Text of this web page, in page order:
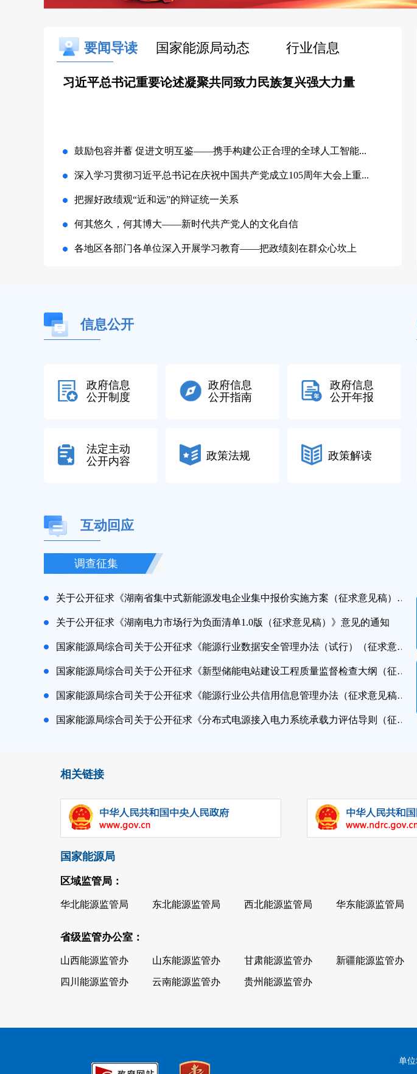
要闻导读 国家能源局动态 行业信息
习近平总书记重要论述凝聚共同致力民族复兴强大力量
鼓励包容并蓄 促进文明互鉴——携手构建公正合理的全球人工智能...
深入学习贯彻习近平总书记在庆祝中国共产党成立105周年大会上重...
把握好政绩观“近和远”的辩证统一关系
何其悠久，何其博大——新时代共产党人的文化自信
各地区各部门各单位深入开展学习教育——把政绩刻在群众心坎上
信息公开
政府信息
公开制度
政府信息
公开指南
政府信息
公开年报
法定主动
公开内容
政策法规 政策解读
互动回应
调查征集
关于公开征求《湖南省集中式新能源发电企业集中报价实施方案（征求意见稿）》...
关于公开征求《湖南电力市场行为负面清单1.0版（征求意见稿）》意见的通知
国家能源局综合司关于公开征求《能源行业数据安全管理办法（试行）（征求意见...
国家能源局综合司关于公开征求《新型储能电站建设工程质量监督检查大纲（征求...
国家能源局综合司关于公开征求《能源行业公共信用信息管理办法（征求意见稿）...
国家能源局综合司关于公开征求《分布式电源接入电力系统承载力评估导则（征求...
相关链接
国家能源局
区域监管局：
华北能源监管局 东北能源监管局 西北能源监管局 华东能源监管局
省级监管办公室：
山西能源监管办 山东能源监管办 甘肃能源监管办 新疆能源监管办
四川能源监管办 云南能源监管办 贵州能源监管办
单